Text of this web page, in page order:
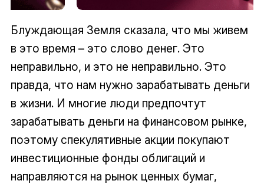
Блуждающая Земля сказала, что мы живем
в это время – это слово денег. Это
неправильно, и это не неправильно. Это
правда, что нам нужно зарабатывать деньги
в жизни. И многие люди предпочтут
зарабатывать деньги на финансовом рынке,
поэтому спекулятивные акции покупают
инвестиционные фонды облигаций и
направляются на рынок ценных бумаг,